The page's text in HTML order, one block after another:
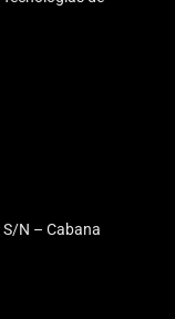
N – Cabana